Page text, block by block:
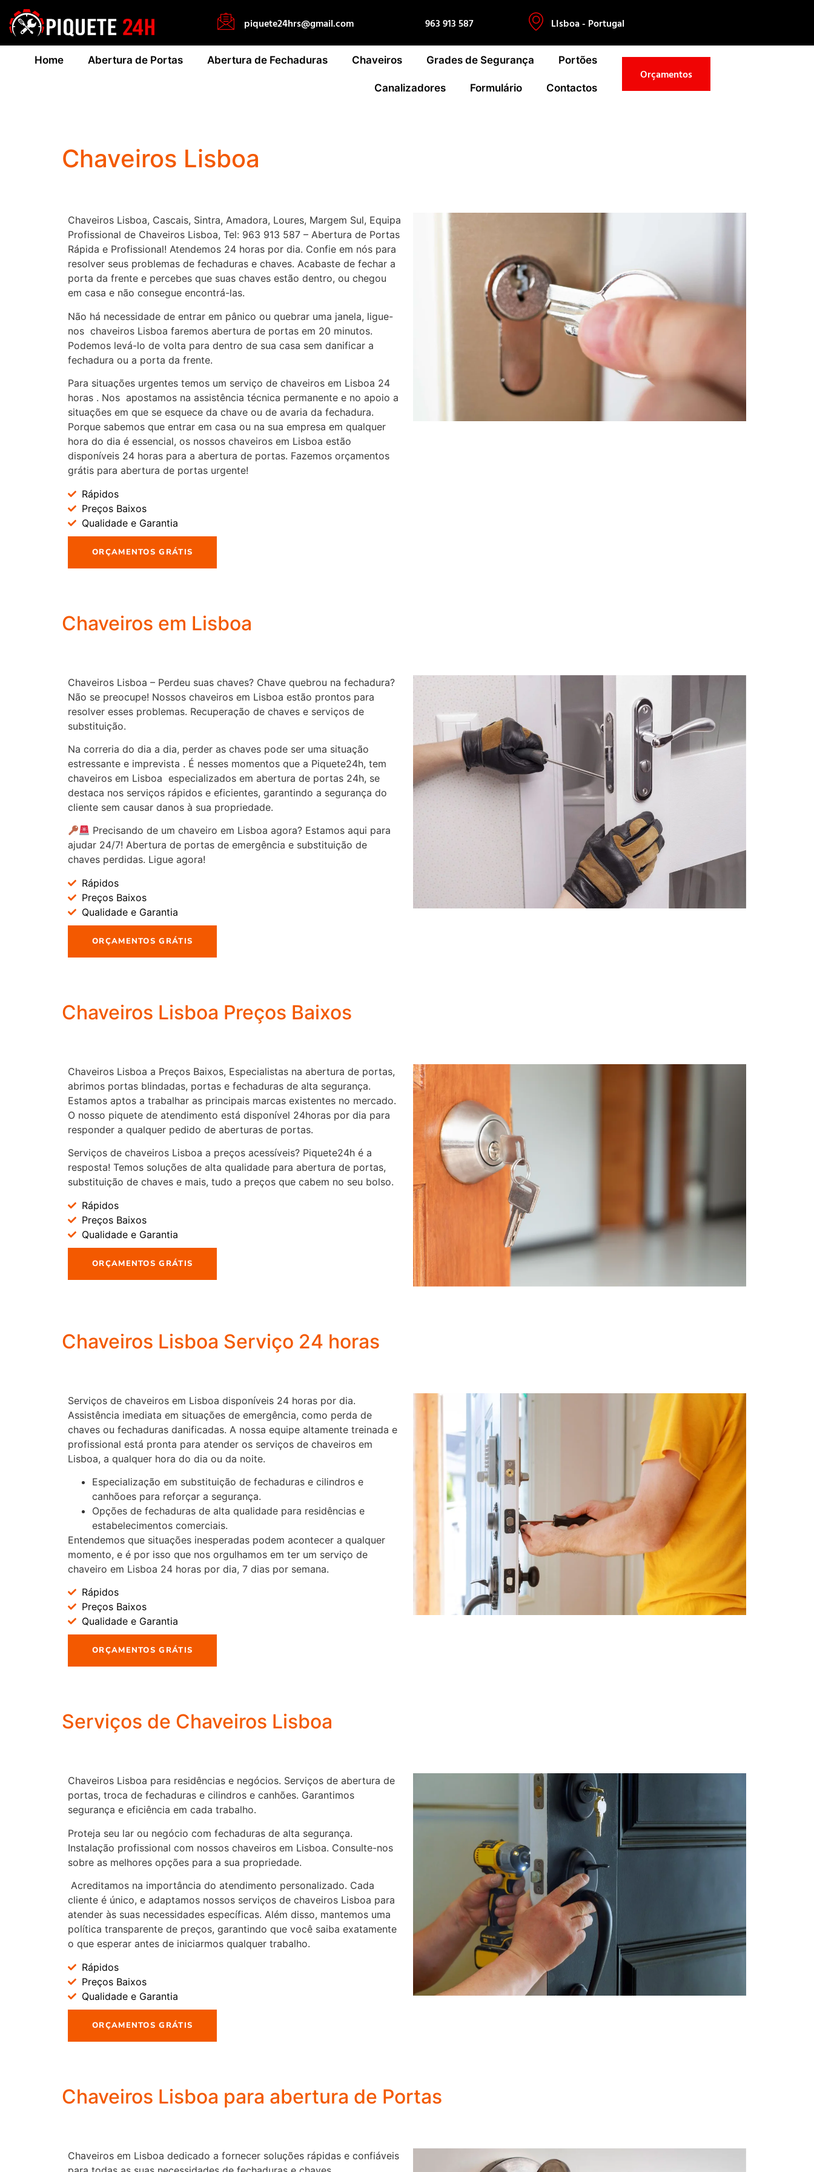
piquete24hrs@gmail.com 963 913 587 LIsboa - Portugal
Home Abertura de Portas Abertura de Fechaduras Chaveiros Grades de Segurança Portões
Canalizadores Formulário Contactos
Orçamentos
Chaveiros Lisboa
Chaveiros Lisboa, Cascais, Sintra, Amadora, Loures, Margem Sul, Equipa
Profissional de Chaveiros Lisboa, Tel: 963 913 587 – Abertura de Portas
Rápida e Profissional! Atendemos 24 horas por dia. Confie em nós para
resolver seus problemas de fechaduras e chaves. Acabaste de fechar a
porta da frente e percebes que suas chaves estão dentro, ou chegou
em casa e não consegue encontrá-las.
Não há necessidade de entrar em pânico ou quebrar uma janela, ligue-
nos chaveiros Lisboa faremos abertura de portas em 20 minutos.
Podemos levá-lo de volta para dentro de sua casa sem danificar a
fechadura ou a porta da frente.
Para situações urgentes temos um serviço de chaveiros em Lisboa 24
horas . Nos apostamos na assistência técnica permanente e no apoio a
situações em que se esquece da chave ou de avaria da fechadura.
Porque sabemos que entrar em casa ou na sua empresa em qualquer
hora do dia é essencial, os nossos chaveiros em Lisboa estão
disponíveis 24 horas para a abertura de portas. Fazemos orçamentos
grátis para abertura de portas urgente!
Rápidos
Preços Baixos
Qualidade e Garantia
ORÇAMENTOS GRÁTIS
Chaveiros em Lisboa
Chaveiros Lisboa – Perdeu suas chaves? Chave quebrou na fechadura?
Não se preocupe! Nossos chaveiros em Lisboa estão prontos para
resolver esses problemas. Recuperação de chaves e serviços de
substituição.
Na correria do dia a dia, perder as chaves pode ser uma situação
estressante e imprevista . É nesses momentos que a Piquete24h, tem
chaveiros em Lisboa especializados em abertura de portas 24h, se
destaca nos serviços rápidos e eficientes, garantindo a segurança do
cliente sem causar danos à sua propriedade.
Precisando de um chaveiro em Lisboa agora? Estamos aqui para
ajudar 24/7! Abertura de portas de emergência e substituição de
chaves perdidas. Ligue agora!
Rápidos
Preços Baixos
Qualidade e Garantia
ORÇAMENTOS GRÁTIS
Chaveiros Lisboa Preços Baixos
Chaveiros Lisboa a Preços Baixos, Especialistas na abertura de portas,
abrimos portas blindadas, portas e fechaduras de alta segurança.
Estamos aptos a trabalhar as principais marcas existentes no mercado.
O nosso piquete de atendimento está disponível 24horas por dia para
responder a qualquer pedido de aberturas de portas.
Serviços de chaveiros Lisboa a preços acessíveis? Piquete24h é a
resposta! Temos soluções de alta qualidade para abertura de portas,
substituição de chaves e mais, tudo a preços que cabem no seu bolso.
Rápidos
Preços Baixos
Qualidade e Garantia
ORÇAMENTOS GRÁTIS
Chaveiros Lisboa Serviço 24 horas
Serviços de chaveiros em Lisboa disponíveis 24 horas por dia.
Assistência imediata em situações de emergência, como perda de
chaves ou fechaduras danificadas. A nossa equipe altamente treinada e
profissional está pronta para atender os serviços de chaveiros em
Lisboa, a qualquer hora do dia ou da noite.
Especialização em substituição de fechaduras e cilindros e
canhõoes para reforçar a segurança.
Opções de fechaduras de alta qualidade para residências e
estabelecimentos comerciais.
Entendemos que situações inesperadas podem acontecer a qualquer
momento, e é por isso que nos orgulhamos em ter um serviço de
chaveiro em Lisboa 24 horas por dia, 7 dias por semana.
Rápidos
Preços Baixos
Qualidade e Garantia
ORÇAMENTOS GRÁTIS
Serviços de Chaveiros Lisboa
Chaveiros Lisboa para residências e negócios. Serviços de abertura de
portas, troca de fechaduras e cilindros e canhões. Garantimos
segurança e eficiência em cada trabalho.
Proteja seu lar ou negócio com fechaduras de alta segurança.
Instalação profissional com nossos chaveiros em Lisboa. Consulte-nos
sobre as melhores opções para a sua propriedade.
Acreditamos na importância do atendimento personalizado. Cada
cliente é único, e adaptamos nossos serviços de chaveiros Lisboa para
atender às suas necessidades específicas. Além disso, mantemos uma
política transparente de preços, garantindo que você saiba exatamente
o que esperar antes de iniciarmos qualquer trabalho.
Rápidos
Preços Baixos
Qualidade e Garantia
ORÇAMENTOS GRÁTIS
Chaveiros Lisboa para abertura de Portas
Chaveiros em Lisboa dedicado a fornecer soluções rápidas e confiáveis